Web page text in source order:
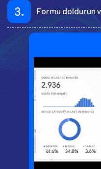
3. Formu doldurun